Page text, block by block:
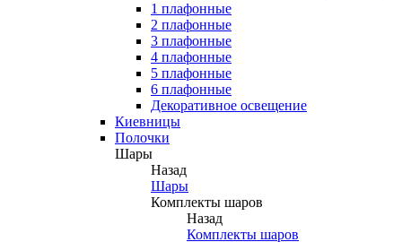
1 плафонные
2 плафонные
3 плафонные
4 плафонные
5 плафонные
6 плафонные
Декоративное освещение
Киевницы
Полочки
Шары
Назад
Шары
Комплекты шаров
Назад
Комплекты шаров